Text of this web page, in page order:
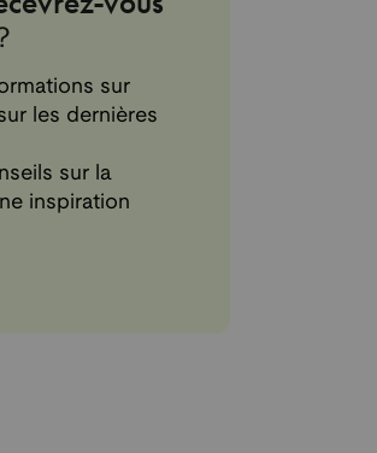
sur
les dernières
sur la
inspiration